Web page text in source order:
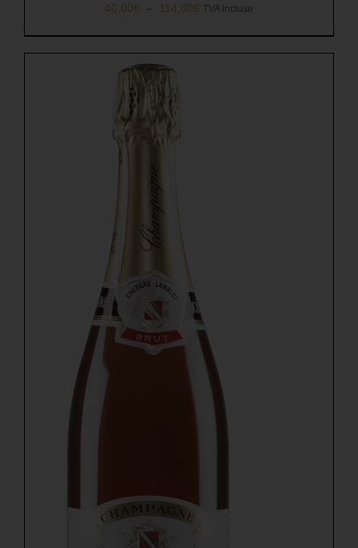
40,00€ – 114,00€ Plage
prix :
TVA incluse